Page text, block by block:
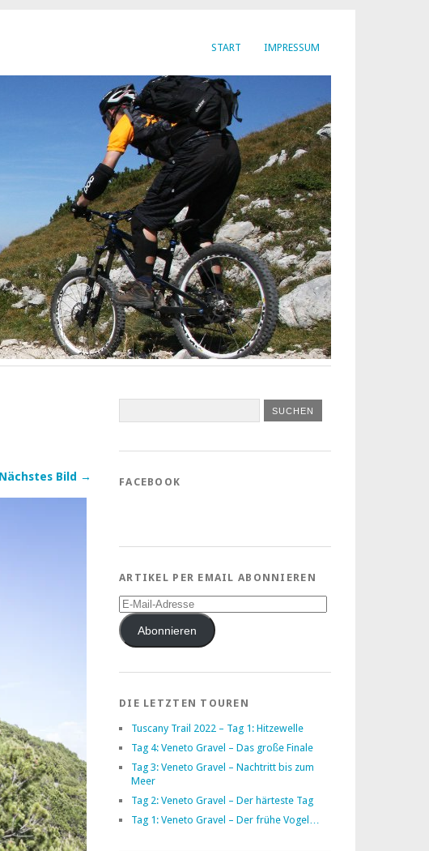
START IMPRESSUM
Nächstes Bild → FACEBOOK
ARTIKEL PER EMAIL ABONNIEREN
E-
Mail-
AdresseAbonnieren
DIE LETZTEN TOUREN
Tuscany Trail 2022 – Tag 1: Hitzewelle
Tag 4: Veneto Gravel – Das große Finale
Tag 3: Veneto Gravel – Nachtritt bis zum
Meer
Tag 2: Veneto Gravel – Der härteste Tag
Tag 1: Veneto Gravel – Der frühe Vogel…